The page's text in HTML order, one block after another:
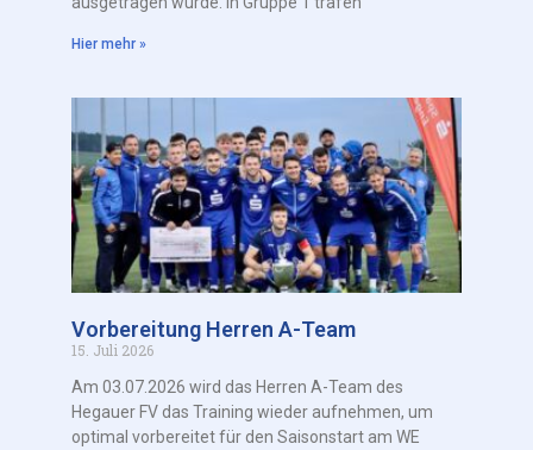
Hier mehr »
Vorbereitung Herren A-Team
15. Juli 2026
Am 03.07.2026 wird das Herren A-Team des
Hegauer FV das Training wieder aufnehmen, um
optimal vorbereitet für den Saisonstart am WE